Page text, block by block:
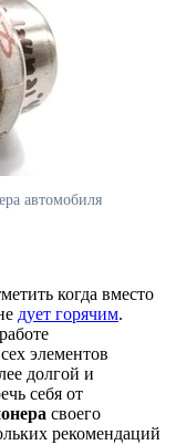
автомобиля
когда вместо
дует горячим.
элементов
долгой и
себя от
своего
рекомендаций